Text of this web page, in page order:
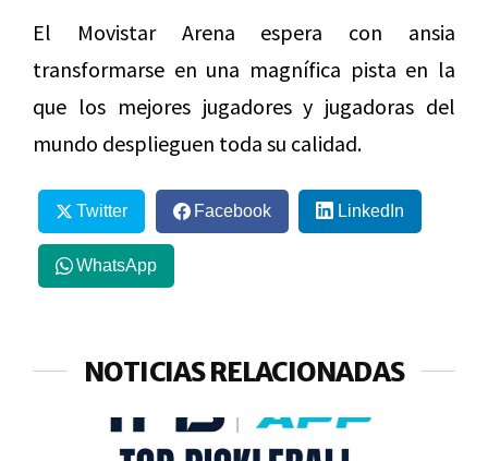
El Movistar Arena espera con ansia
transformarse en una magnífica pista en la
que los mejores jugadores y jugadoras del
mundo desplieguen toda su calidad.
Twitter Facebook LinkedIn
WhatsApp
NOTICIAS RELACIONADAS